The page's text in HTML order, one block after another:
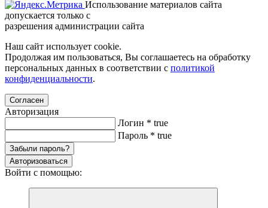
Использование материалов сайта
допускается только с
разрешения администрации сайта
Наш сайт использует cookie.
Продолжая им пользоваться, Вы соглашаетесь на обработку
персональных данных в соответствии с политикой
конфиденциальности.
Согласен
Авторизация
Логин * true
Пароль * true
Забыли пароль?
Авторизоваться
Войти с помощью: